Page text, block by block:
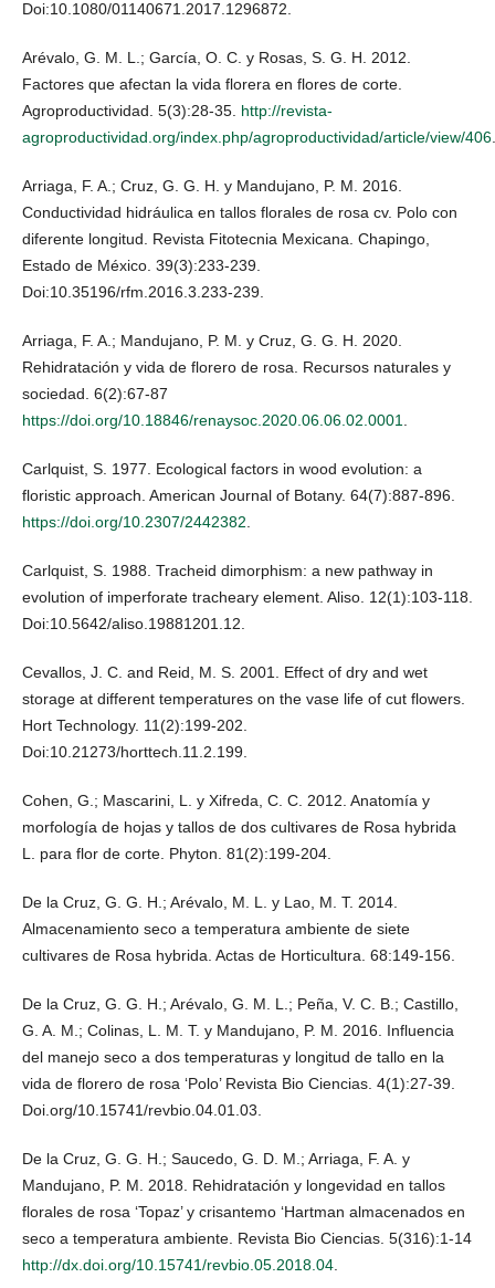
Doi:10.1080/01140671.2017.1296872.
Arévalo, G. M. L.; García, O. C. y Rosas, S. G. H. 2012.
Factores que afectan la vida florera en flores de corte.
Agroproductividad. 5(3):28-35. http://revista-
agroproductividad.org/index.php/agroproductividad/article/view/406
Arriaga, F. A.; Cruz, G. G. H. y Mandujano, P. M. 2016.
Conductividad hidráulica en tallos florales de rosa cv. Polo con
diferente longitud. Revista Fitotecnia Mexicana. Chapingo,
Estado de México. 39(3):233-239.
Doi:10.35196/rfm.2016.3.233-239.
Arriaga, F. A.; Mandujano, P. M. y Cruz, G. G. H. 2020.
Rehidratación y vida de florero de rosa. Recursos naturales y
sociedad. 6(2):67-87
https://doi.org/10.18846/renaysoc.2020.06.06.02.0001
Carlquist, S. 1977. Ecological factors in wood evolution: a
floristic approach. American Journal of Botany. 64(7):887-896.
https://doi.org/10.2307/2442382
Carlquist, S. 1988. Tracheid dimorphism: a new pathway in
evolution of imperforate tracheary element. Aliso. 12(1):103-118.
Doi:10.5642/aliso.19881201.12.
Cevallos, J. C. and Reid, M. S. 2001. Effect of dry and wet
storage at different temperatures on the vase life of cut flowers.
Hort Technology. 11(2):199-202.
Doi:10.21273/horttech.11.2.199.
Cohen, G.; Mascarini, L. y Xifreda, C. C. 2012. Anatomía y
morfología de hojas y tallos de dos cultivares de Rosa hybrida
L. para flor de corte. Phyton. 81(2):199-204.
De la Cruz, G. G. H.; Arévalo, M. L. y Lao, M. T. 2014.
Almacenamiento seco a temperatura ambiente de siete
cultivares de Rosa hybrida. Actas de Horticultura. 68:149-156.
De la Cruz, G. G. H.; Arévalo, G. M. L.; Peña, V. C. B.; Castillo,
G. A. M.; Colinas, L. M. T. y Mandujano, P. M. 2016. Influencia
del manejo seco a dos temperaturas y longitud de tallo en la
vida de florero de rosa ‘Polo’ Revista Bio Ciencias. 4(1):27-39.
Doi.org/10.15741/revbio.04.01.03.
De la Cruz, G. G. H.; Saucedo, G. D. M.; Arriaga, F. A. y
Mandujano, P. M. 2018. Rehidratación y longevidad en tallos
florales de rosa ‘Topaz’ y crisantemo ‘Hartman almacenados en
seco a temperatura ambiente. Revista Bio Ciencias. 5(316):1-14
http://dx.doi.org/10.15741/revbio.05.2018.04.